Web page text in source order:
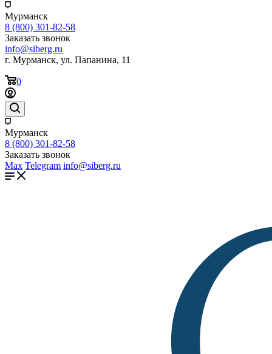
Мурманск
8 (800) 301-82-58
Заказать звонок
info@siberg.ru
г. Мурманск, ул. Папанина, 11
0
Мурманск
8 (800) 301-82-58
Заказать звонок
Max Telegram info@siberg.ru